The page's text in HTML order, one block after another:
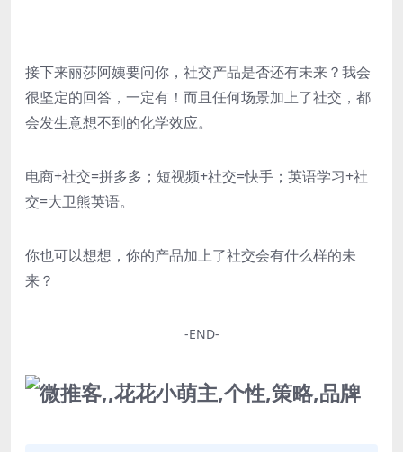
接下来丽莎阿姨要问你，社交产品是否还有未来？我会
很坚定的回答，一定有！而且任何场景加上了社交，都
会发生意想不到的化学效应。
电商+社交=拼多多；短视频+社交=快手；英语学习+社
交=大卫熊英语。
你也可以想想，你的产品加上了社交会有什么样的未
来？
-END-